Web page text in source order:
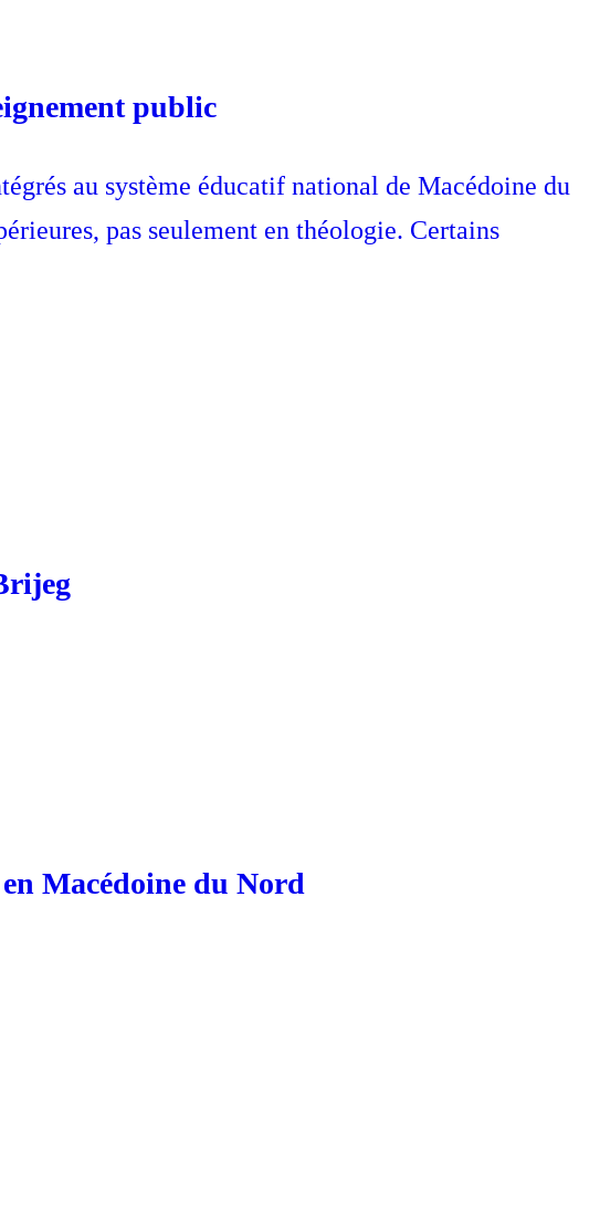
public
au système éducatif national de Macédoine du
pas seulement en théologie. Certains
Macédoine du Nord